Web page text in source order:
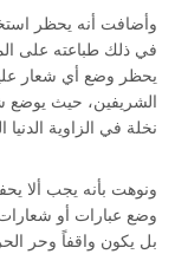
وأضافت أنه يحظر
في ذلك طباعته على
يحظر وضع أي شعار
الشريفين، حيث يوضع
نخلة في الزاوية الدنيا
ونوهت بأنه يجب ألا
وضع عبارات أو
بل يكون واقفاً وحر